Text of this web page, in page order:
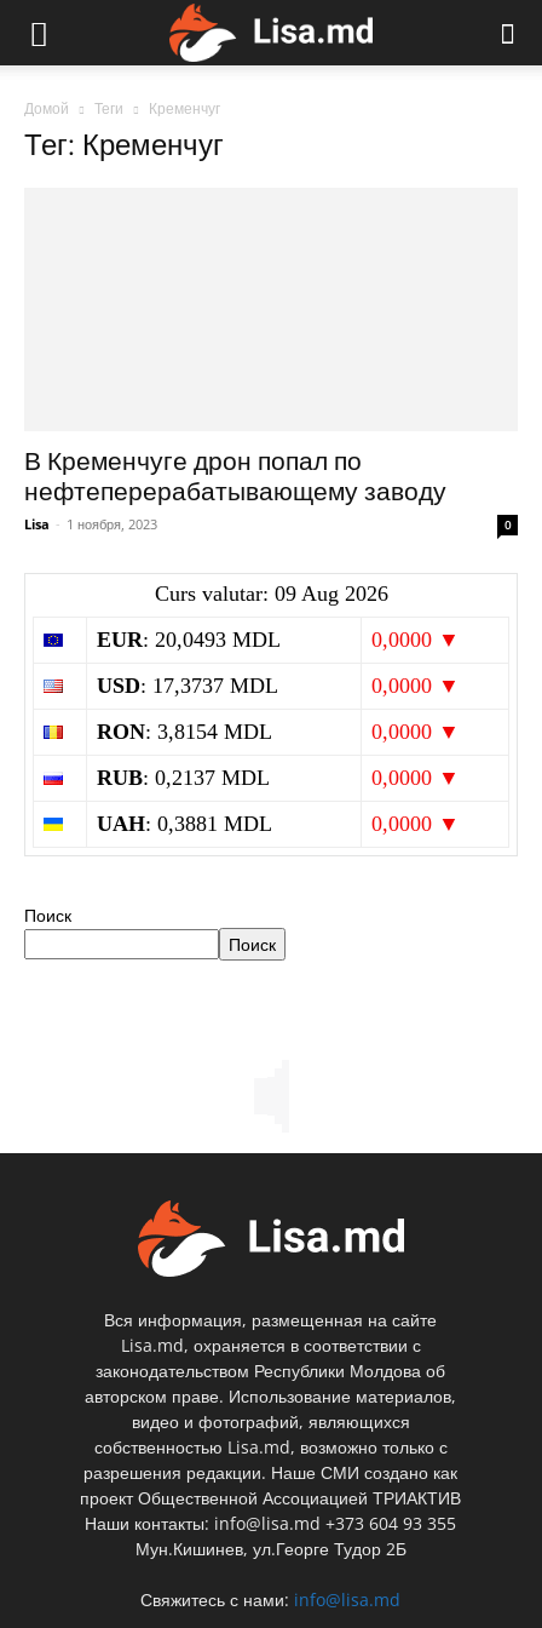
Домой Теги Кременчуг
Тег: Кременчуг
В Кременчуге дрон попал по
нефтеперерабатывающему заводу
Lisa - 1 ноября, 2023 0
Curs valutar: 09 Aug 2026
EUR: 20,0493 MDL
0,0000 ▼
USD: 17,3737 MDL
0,0000 ▼
RON: 3,8154 MDL
0,0000 ▼
RUB: 0,2137 MDL
0,0000 ▼
UAH: 0,3881 MDL 0,0000 ▼
Поиск
Поиск
Вся информация, размещенная на сайте
Lisa.md, охраняется в соответствии с
законодательством Республики Молдова об
авторском праве. Использование материалов,
видео и фотографий, являющихся
собственностью Lisa.md, возможно только с
разрешения редакции. Наше СМИ создано как
проект Общественной Ассоциацией ТРИАКТИВ
Наши контакты: info@lisa.md +373 604 93 355
Мун.Кишинев, ул.Георге Тудор 2Б
Свяжитесь с нами: info@lisa.md